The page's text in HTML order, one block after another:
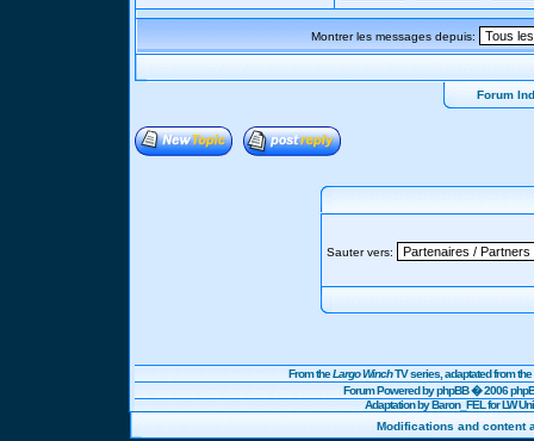
Montrer les messages depuis:
Forum
Sauter vers:
From theLargo WinchTV series, adaptated from
Forum Powered byphpBB� 2006
Adaptation by Baron_FEL for LW
Modifications and content